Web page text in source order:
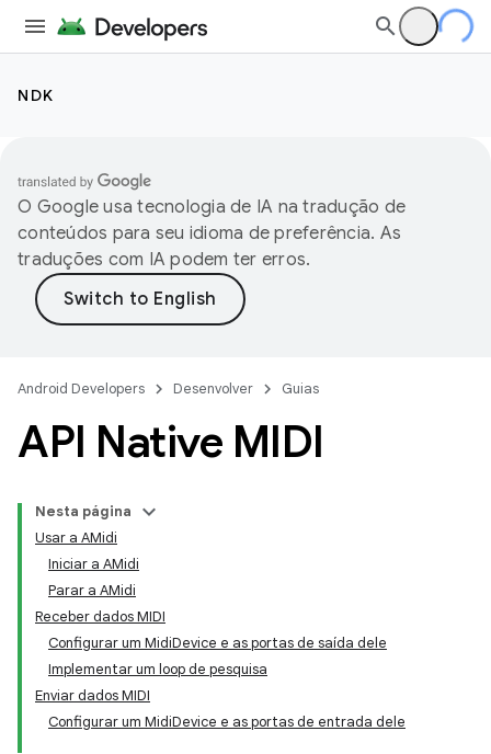
NDK
O Google usa tecnologia de IA na tradução de
conteúdos para seu idioma de preferência. As
traduções com IA podem ter erros.
Android Developers Desenvolver Guias
API Native MIDI
Nesta página
Usar a AMidi
Iniciar a AMidi
Parar a AMidi
Receber dados MIDI
Configurar um MidiDevice e as portas de saída dele
Implementar um loop de pesquisa
Enviar dados MIDI
Configurar um MidiDevice e as portas de entrada dele